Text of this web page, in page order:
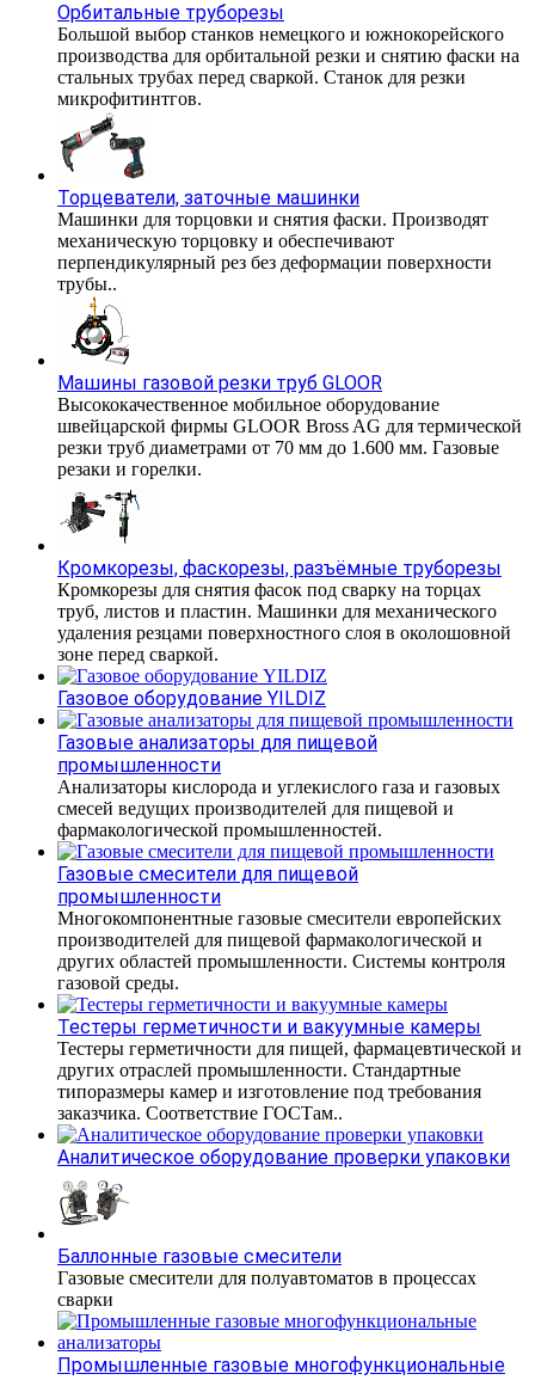
Орбитальные труборезы
Большой выбор станков немецкого и южнокорейского
производства для орбитальной резки и снятию фаски на
стальных трубах перед сваркой. Станок для резки
микрофитинтгов.
Торцеватели, заточные машинки
Машинки для торцовки и снятия фаски. Производят
механическую торцовку и обеспечивают
перпендикулярный рез без деформации поверхности
трубы..
Машины газовой резки труб GLOOR
Высококачественное мобильное оборудование
швейцарской фирмы GLOOR Bross AG для термической
резки труб диаметрами от 70 мм до 1.600 мм. Газовые
резаки и горелки.
Кромкорезы, фаскорезы, разъёмные труборезы
Кромкорезы для снятия фасок под сварку на торцах
труб, листов и пластин. Машинки для механического
удаления резцами поверхностного слоя в околошовной
зоне перед сваркой.
Газовое оборудование YILDIZ
Газовые анализаторы для пищевой
промышленности
Анализаторы кислорода и углекислого газа и газовых
смесей ведущих производителей для пищевой и
фармакологической промышленностей.
Газовые смесители для пищевой
промышленности
Многокомпонентные газовые смесители европейских
производителей для пищевой фармакологической и
других областей промышленности. Системы контроля
газовой среды.
Тестеры герметичности и вакуумные камеры
Тестеры герметичности для пищей, фармацевтической и
других отраслей промышленности. Стандартные
типоразмеры камер и изготовление под требования
заказчика. Соответствие ГОСТам..
Аналитическое оборудование проверки упаковки
Баллонные газовые смесители
Газовые смесители для полуавтоматов в процессах
сварки
Промышленные газовые многофункциональные